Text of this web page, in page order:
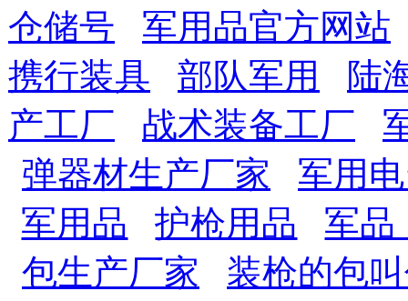
仓储号
军用品官方网站
携行装具
部队军用
陆
产工厂
战术装备工厂
弹器材生产厂家
军用
军用品
护枪用品
军品
包生产厂家
装枪的包